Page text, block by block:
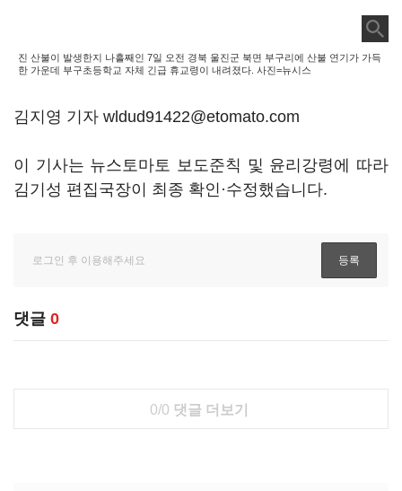
진 산불이 발생한지 나흘째인 7일 오전 경북 울진군 북면 부구리에 산불 연기가 가득
한 가운데 부구초등학교 자체 긴급 휴교령이 내려졌다. 사진=뉴시스
김지영 기자 wldud91422@etomato.com
이 기사는 뉴스토마토 보도준칙 및 윤리강령에 따라
김기성 편집국장이 최종 확인·수정했습니다.
댓글 0
0/0 댓글 더보기